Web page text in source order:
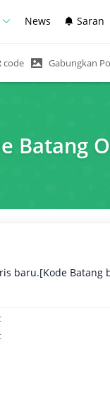
News Saran
code Gabungkan
Batang
baru.[Kode Batang